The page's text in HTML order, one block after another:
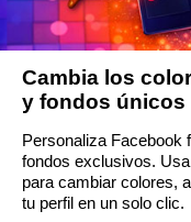
Cambia los
y fondos únicos
Personaliza Facebook
fondos exclusivos.
para cambiar colores,
tu perfil en un solo clic.